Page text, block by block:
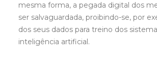
mesma forma, a pegada digital dos
ser salvaguardada, proibindo-se, por
dos seus dados para treino dos
inteligência artificial.